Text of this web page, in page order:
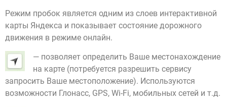
Режим пробок является одним из слоев интерактивной
карты Яндекса и показывает состояние дорожного
движения в режиме онлайн.
— позволяет определить Ваше местонахождение
на карте (потребуется разрешить сервису
запросить Ваше местоположение). Используются
возможности Глонасс, GPS, Wi-Fi, мобильных сетей и т.д.